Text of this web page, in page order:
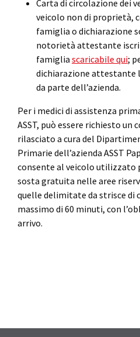
Carta di circolazione dei
veicolo non di proprietà,
famiglia o dichiarazione
notorietà attestante
famiglia scaricabile qui;
dichiarazione attestante
da parte dell’azienda.
Per i medici di assistenza
ASST, può essere richiesto
rilasciato a cura del
Primarie dell’azienda ASST
consente al veicolo utilizzato
sosta gratuita nelle aree
quelle delimitate da strisce di
massimo di 60 minuti, con
arrivo.